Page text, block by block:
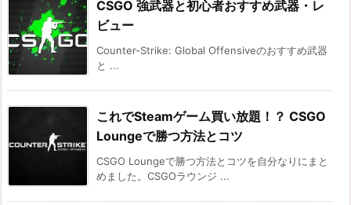
CSGO 強武器と初心者おすすめ武器・レ
ビュー
Counter-Strike: Global Offensiveのおすすめ武器
と ...
これでSteamゲーム買い放題！？ CSGO
Loungeで勝つ方法とコツ
CSGO Loungeで勝つ方法とコツを自分なりにまと
めました。CSGOラウンジ ...